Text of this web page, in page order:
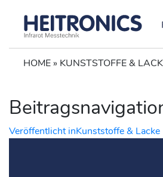
HOME » KUNSTSTOFFE &
Veröffentlicht inKunststoffe & Lacke